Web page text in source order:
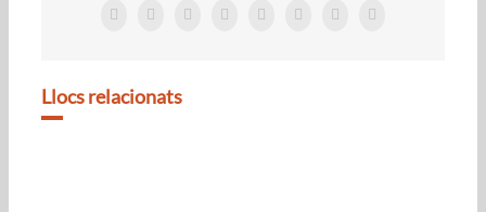
FacebookTwitter Reddit LinkedInTumblr Pinterest
Llocs relacionats